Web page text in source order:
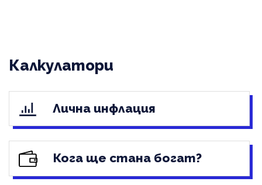
Калкулатори
Лична инфлация
Кога ще стана богат?